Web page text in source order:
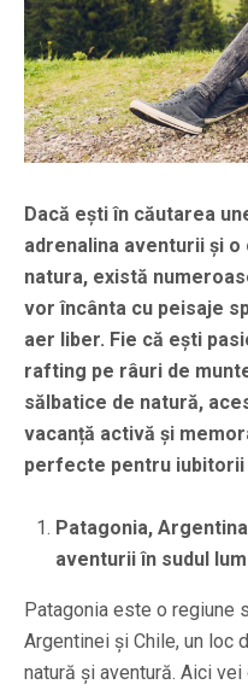
Dacă ești în căutarea
adrenalina aventurii și
natura, există
vor încânta cu peisaje
aer liber. Fie că ești
rafting pe râuri de
sălbatice de natură,
vacanță activă și
perfecte pentru iubitorii
Patagonia,
aventurii în sudul
Patagonia este o regiune
Argentinei și Chile, un loc
natură și aventură. Aici